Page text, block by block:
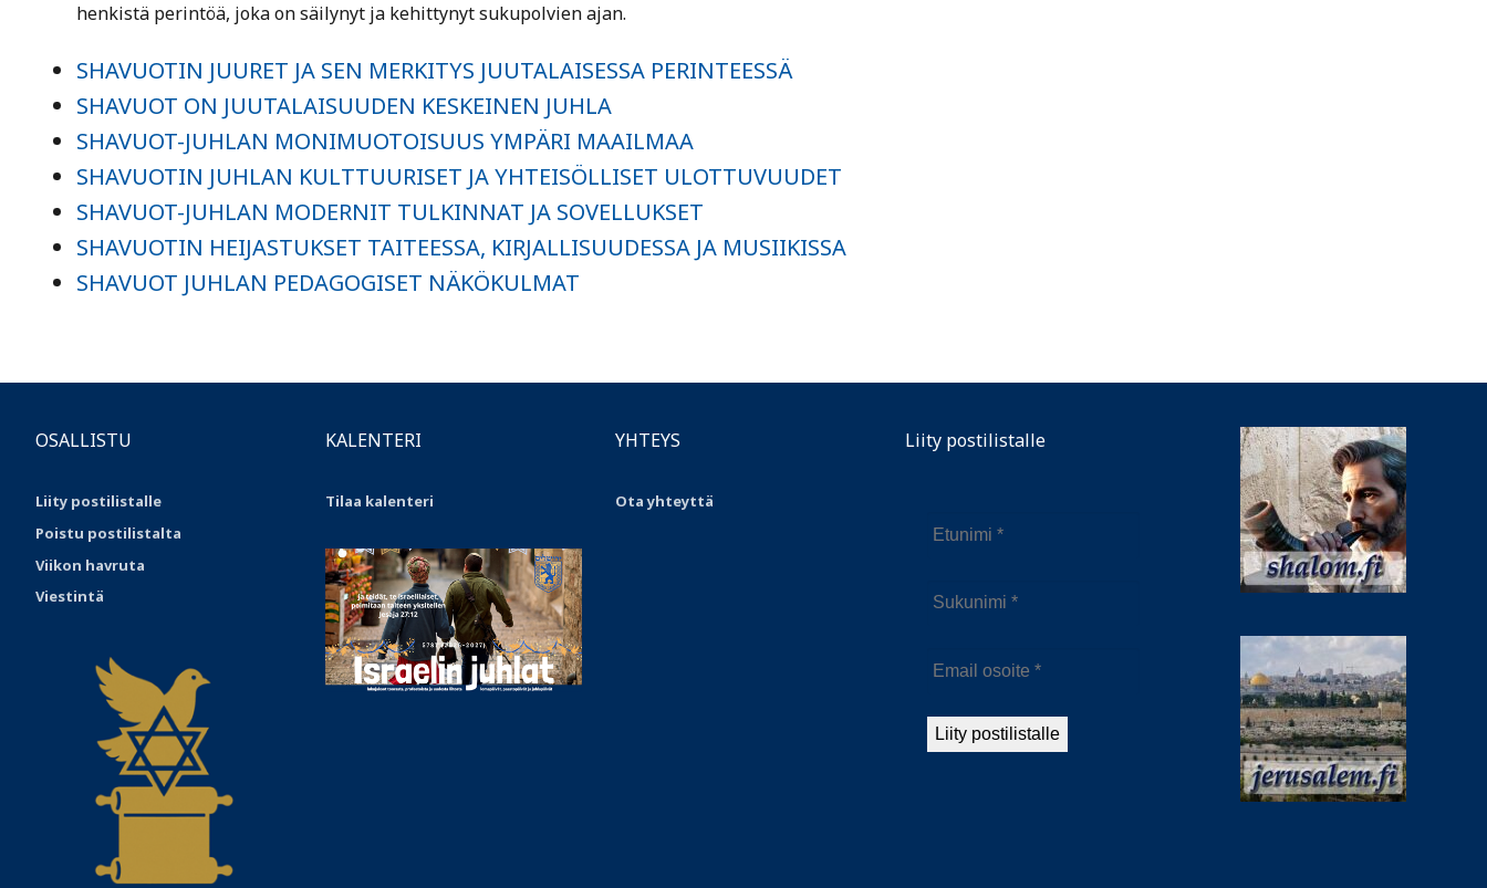
henkistä perintöä, joka on säilynyt ja kehittynyt sukupolvien ajan.
SHAVUOTIN JUURET JA SEN MERKITYS JUUTALAISESSA PERINTEESSÄ
SHAVUOT ON JUUTALAISUUDEN KESKEINEN JUHLA
SHAVUOT-JUHLAN MONIMUOTOISUUS YMPÄRI MAAILMAA
SHAVUOTIN JUHLAN KULTTUURISET JA YHTEISÖLLISET ULOTTUVUUDET
SHAVUOT-JUHLAN MODERNIT TULKINNAT JA SOVELLUKSET
SHAVUOTIN HEIJASTUKSET TAITEESSA, KIRJALLISUUDESSA JA MUSIIKISSA
SHAVUOT JUHLAN PEDAGOGISET NÄKÖKULMAT
OSALLISTU
Liity postilistalle
Poistu postilistalta
Viikon havruta
Viestintä
KALENTERI
Tilaa kalenteri
YHTEYS
Ota yhteyttä
Liity postilistalle